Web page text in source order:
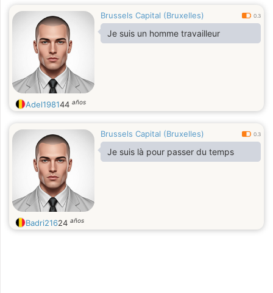
Brussels Capital (Bruxelles) 0.3
Je suis un homme travailleur
Adel198144 años
Brussels Capital (Bruxelles) 0.3
Je suis là pour passer du temps
Badri21624 años